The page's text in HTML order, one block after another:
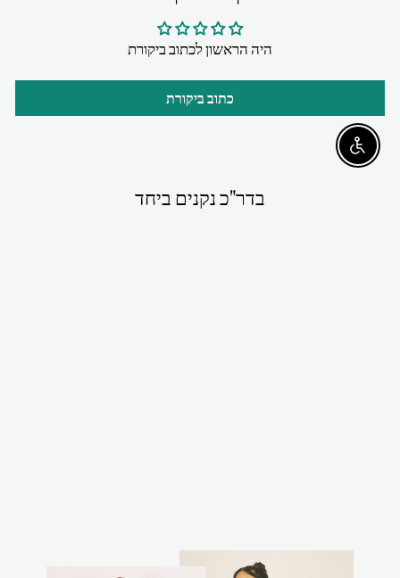
היה הראשון לכתוב ביקורת
כתוב ביקורת
בדר"כ נקנים ביחד
Enable accessibility